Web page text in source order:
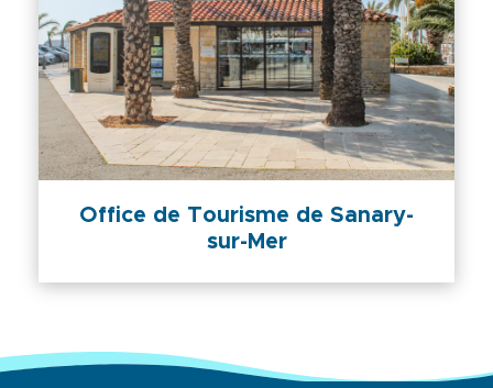
Office de Tourisme de Sanary-
sur-Mer